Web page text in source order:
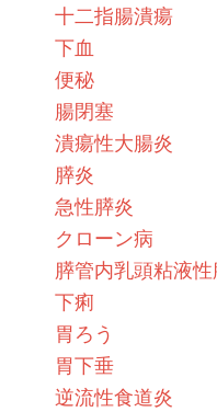
十二指腸潰瘍
下血
便秘
腸閉塞
潰瘍性大腸炎
膵炎
急性膵炎
クローン病
膵管内乳頭粘液
下痢
胃ろう
胃下垂
逆流性食道炎